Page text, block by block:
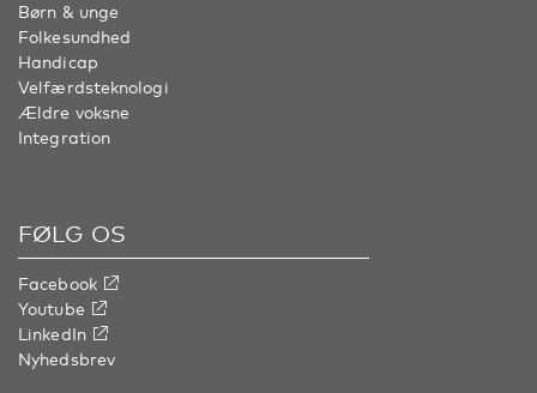
Børn & unge
Folkesundhed
Handicap
Velfærdsteknologi
Ældre voksne
Integration
FØLG OS
Facebook
Youtube
LinkedIn
Nyhedsbrev